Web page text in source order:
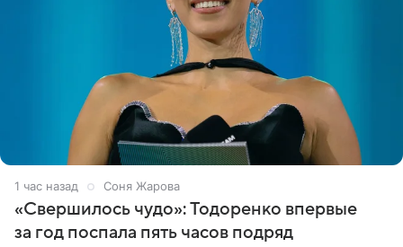
1 час назад Соня Жарова
«Свершилось чудо»: Тодоренко впервые
за год поспала пять часов подряд